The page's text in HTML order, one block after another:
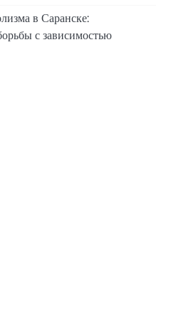
в Саранске:
с зависимостью